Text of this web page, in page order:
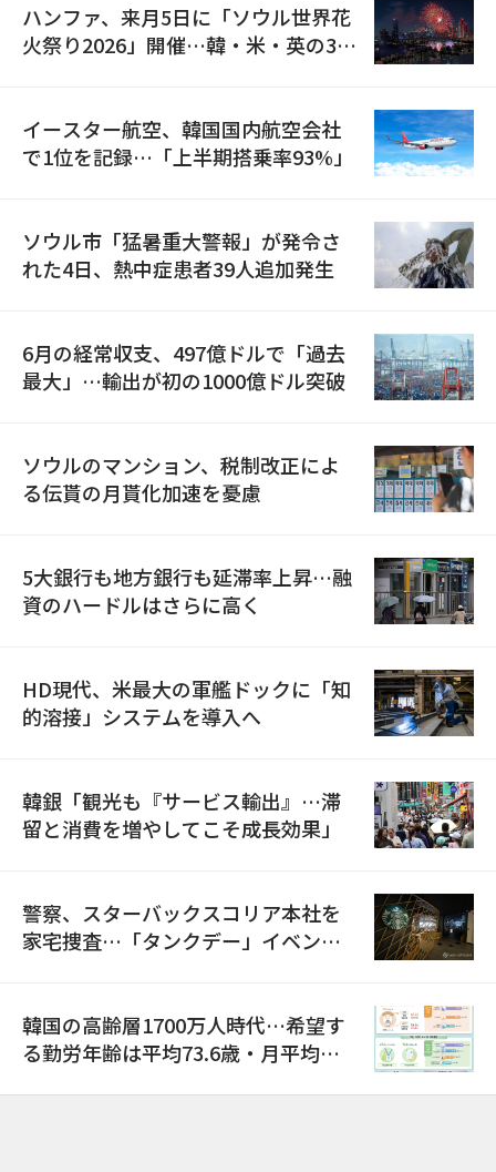
ハンファ、来月5日に「ソウル世界花
火祭り2026」開催…韓・米・英の3カ
イースター航空、韓国国内航空会社
で1位を記録…「上半期搭乗率93%」
ソウル市「猛暑重大警報」が発令さ
れた4日、熱中症患者39人追加発生
6月の経常収支、497億ドルで「過去
最大」…輸出が初の1000億ドル突破
ソウルのマンション、税制改正によ
る伝貰の月貰化加速を憂慮
5大銀行も地方銀行も延滞率上昇…融
資のハードルはさらに高く
HD現代、米最大の軍艦ドックに「知
的溶接」システムを導入へ
韓銀「観光も『サービス輸出』…滞
留と消費を増やしてこそ成長効果」
警察、スターバックスコリア本社を
家宅捜査…「タンクデー」イベント
韓国の高齢層1700万人時代…希望す
る勤労年齢は平均73.6歳・月平均賃